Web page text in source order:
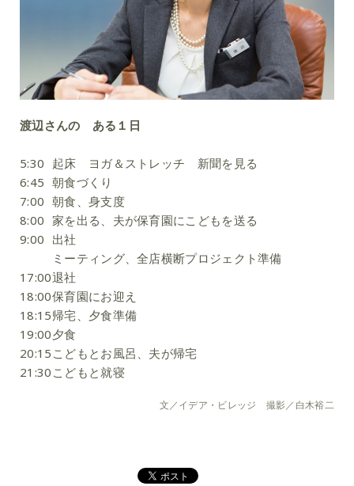
渡辺さんの ある１日
5:30 起床 ヨガ＆ストレッチ 新聞を見る
6:45 朝食づくり
7:00 朝食、身支度
8:00 家を出る、夫が保育園にこどもを送る
9:00 出社
ミーティング、全店横断プロジェクト準備
17:00退社
18:00保育園にお迎え
18:15帰宅、夕食準備
19:00夕食
20:15 こどもとお風呂、夫が帰宅
21:30 こどもと就寝
文／イデア・ビレッジ 撮影／白木裕二